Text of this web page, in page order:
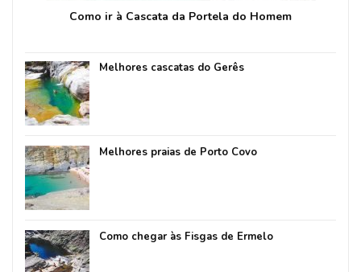
Como ir à Cascata da Portela do Homem
Melhores cascatas do Gerês
Melhores praias de Porto Covo
Como chegar às Fisgas de Ermelo